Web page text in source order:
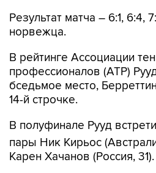
Результат матча – 6:1, 6:4,
норвежца.
В рейтинге Ассоциации
профессионалов (ATP)
бседьмое место,
14-й строчке.
В полуфинале Рууд
пары Ник Кирьос
Карен Хачанов (Россия, 31).